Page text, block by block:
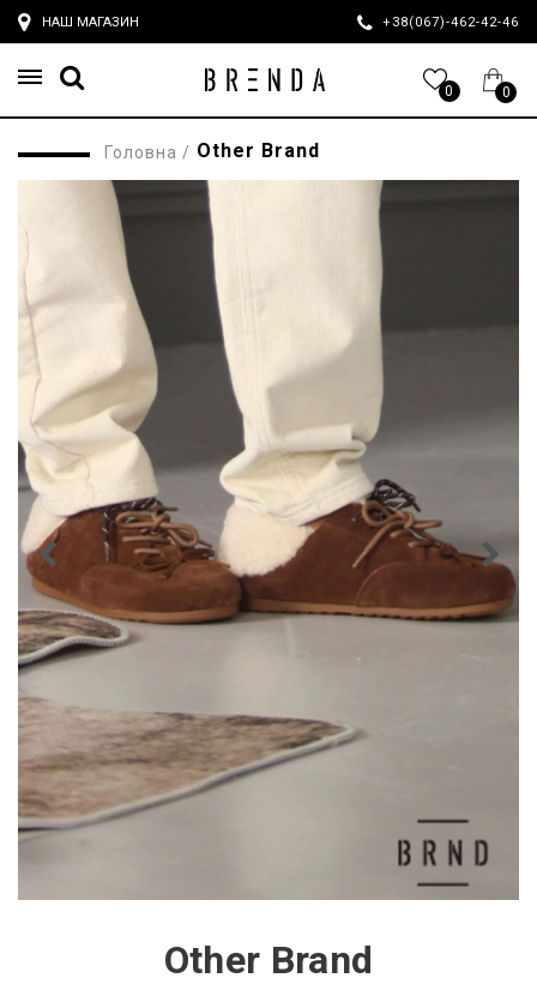
НАШ МАГАЗИН +38(067)-462-42-46
0 0
Головна / Other Brand
Other Brand